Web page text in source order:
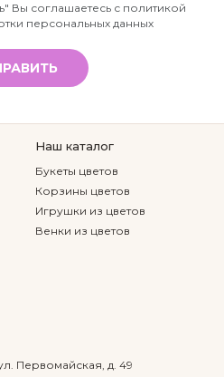
Вы соглашаетесь с политикой
персональных данных
Наш каталог
Букеты цветов
Корзины цветов
Игрушки из цветов
Венки из цветов
Первомайская, д. 49